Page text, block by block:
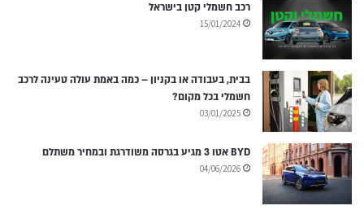
רכב חשמלי קטן בישראל
15/01/2024
בבית, בעבודה או בקניון – כמה באמת עולה טעינה לרכב
חשמלי בכל מקום?
03/01/2025
BYD אטו 3 מגיע בגרסה משודרגת ובמחיר משתלם
04/06/2026